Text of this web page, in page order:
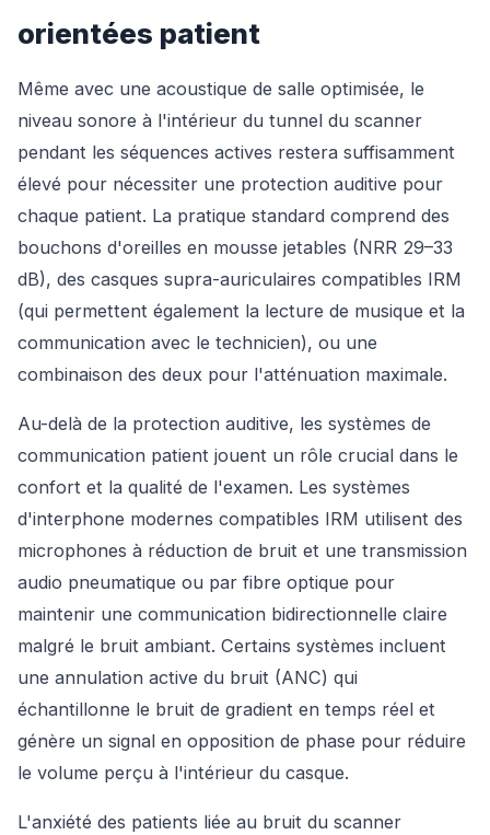
orientées patient
Même avec une acoustique de salle optimisée, le
niveau sonore à l'intérieur du tunnel du scanner
pendant les séquences actives restera suffisamment
élevé pour nécessiter une protection auditive pour
chaque patient. La pratique standard comprend des
bouchons d'oreilles en mousse jetables (NRR 29–33
dB), des casques supra-auriculaires compatibles IRM
(qui permettent également la lecture de musique et la
communication avec le technicien), ou une
combinaison des deux pour l'atténuation maximale.
Au-delà de la protection auditive, les systèmes de
communication patient jouent un rôle crucial dans le
confort et la qualité de l'examen. Les systèmes
d'interphone modernes compatibles IRM utilisent des
microphones à réduction de bruit et une transmission
audio pneumatique ou par fibre optique pour
maintenir une communication bidirectionnelle claire
malgré le bruit ambiant. Certains systèmes incluent
une annulation active du bruit (ANC) qui
échantillonne le bruit de gradient en temps réel et
génère un signal en opposition de phase pour réduire
le volume perçu à l'intérieur du casque.
L'anxiété des patients liée au bruit du scanner